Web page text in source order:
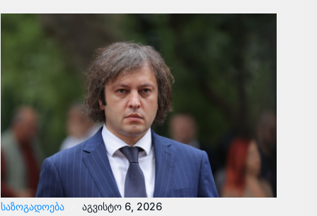
ᲡᲐᲖᲝᲒᲐᲓᲝᲔᲑᲐ აგვისტო 6, 2026